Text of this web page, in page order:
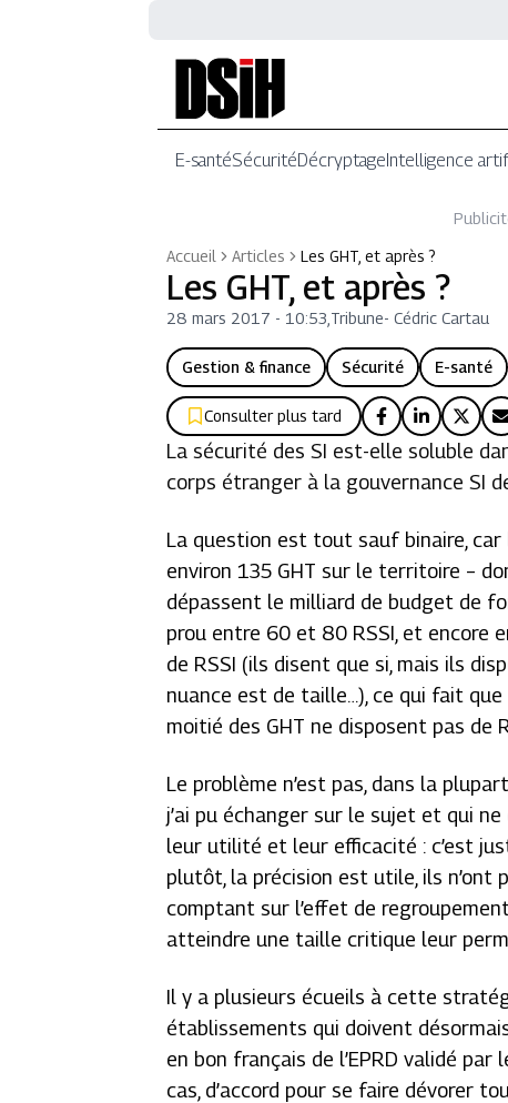
E-santéSécuritéDécryptageIntelligence
Accueil
Articles Les GHT, et après ?
Les GHT, et après ?
28 mars 2017 - 10:53 Tribune-Cédric Cartau
Gestion & finance Sécurité E-santé
Consulter plus tard
La sécurité des SI est-elle soluble
corps étranger à la gouvernance SI
La question est tout sauf binaire,
environ 135 GHT sur le territoire –
dépassent le milliard de budget de
prou entre 60 et 80 RSSI, et encore
de RSSI (ils disent que si, mais ils
nuance est de taille…), ce qui fait
moitié des GHT ne disposent pas de
Le problème n’est pas, dans la
j’ai pu échanger sur le sujet et qui
leur utilité et leur efficacité : c’est
plutôt, la précision est utile, ils n’ont
comptant sur l’effet de
atteindre une taille critique leur
Il y a plusieurs écueils à cette
établissements qui doivent
en bon français de l’EPRD validé
cas, d’accord pour se faire dévorer